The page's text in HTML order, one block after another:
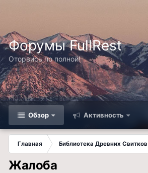
Форумы FullRest
Оторвись по полной!
Обзор Активность
Главная Библиотека Древних Свитков
Жалоба